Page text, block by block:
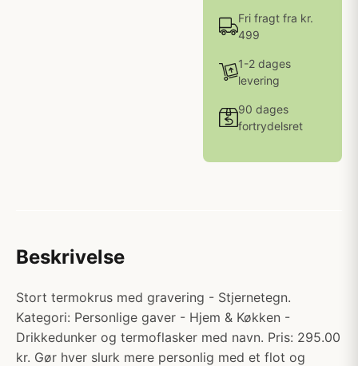
Fri fragt fra kr.
499
1-2 dages
levering
90 dages
fortrydelsret
Beskrivelse
Stort termokrus med gravering - Stjernetegn.
Kategori: Personlige gaver - Hjem & Køkken -
Drikkedunker og termoflasker med navn. Pris: 295.00
kr. Gør hver slurk mere personlig med et flot og